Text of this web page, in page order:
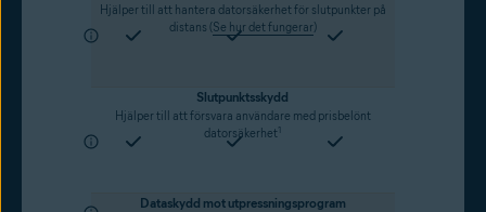
Hjälper till att hantera datorsäkerhet för slutpunkter på
distans (Se hur det fungerar)
Slutpunktsskydd
Hjälper till att försvara användare med prisbelönt
datorsäkerhet1
Dataskydd mot utpressningsprogram